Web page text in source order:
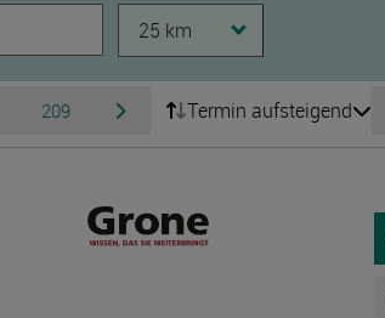
25 km
Seite
209 zur nächsten Seite wechseln
Termin aufsteigend